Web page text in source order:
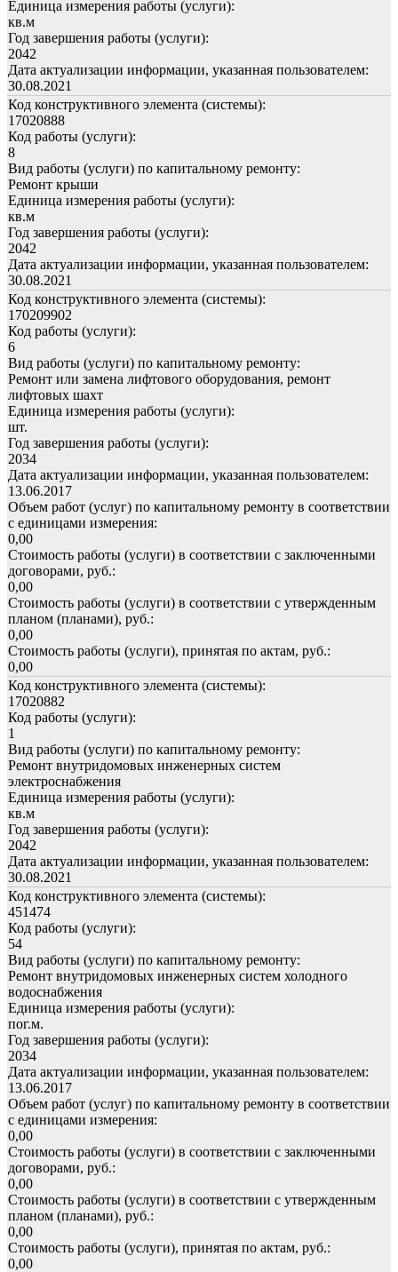
Единица измерения работы (услуги):
кв.м
Год завершения работы (услуги):
2042
Дата актуализации информации, указанная пользователем:
30.08.2021
Код конструктивного элемента (системы):
17020888
Код работы (услуги):
8
Вид работы (услуги) по капитальному ремонту:
Ремонт крыши
Единица измерения работы (услуги):
кв.м
Год завершения работы (услуги):
2042
Дата актуализации информации, указанная пользователем:
30.08.2021
Код конструктивного элемента (системы):
170209902
Код работы (услуги):
6
Вид работы (услуги) по капитальному ремонту:
Ремонт или замена лифтового оборудования, ремонт
лифтовых шахт
Единица измерения работы (услуги):
шт.
Год завершения работы (услуги):
2034
Дата актуализации информации, указанная пользователем:
13.06.2017
Объем работ (услуг) по капитальному ремонту в соответствии
с единицами измерения:
0,00
Стоимость работы (услуги) в соответствии с заключенными
договорами, руб.:
0,00
Стоимость работы (услуги) в соответствии с утвержденным
планом (планами), руб.:
0,00
Стоимость работы (услуги), принятая по актам, руб.:
0,00
Код конструктивного элемента (системы):
17020882
Код работы (услуги):
1
Вид работы (услуги) по капитальному ремонту:
Ремонт внутридомовых инженерных систем
электроснабжения
Единица измерения работы (услуги):
кв.м
Год завершения работы (услуги):
2042
Дата актуализации информации, указанная пользователем:
30.08.2021
Код конструктивного элемента (системы):
451474
Код работы (услуги):
54
Вид работы (услуги) по капитальному ремонту:
Ремонт внутридомовых инженерных систем холодного
водоснабжения
Единица измерения работы (услуги):
пог.м.
Год завершения работы (услуги):
2034
Дата актуализации информации, указанная пользователем:
13.06.2017
Объем работ (услуг) по капитальному ремонту в соответствии
с единицами измерения:
0,00
Стоимость работы (услуги) в соответствии с заключенными
договорами, руб.:
0,00
Стоимость работы (услуги) в соответствии с утвержденным
планом (планами), руб.:
0,00
Стоимость работы (услуги), принятая по актам, руб.:
0,00